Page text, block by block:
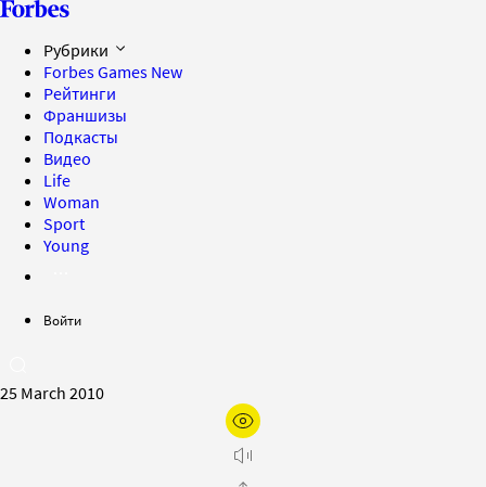
Рубрики
Forbes Games New
Рейтинги
Франшизы
Подкасты
Видео
Life
Woman
Sport
Young
Войти
25 March 2010